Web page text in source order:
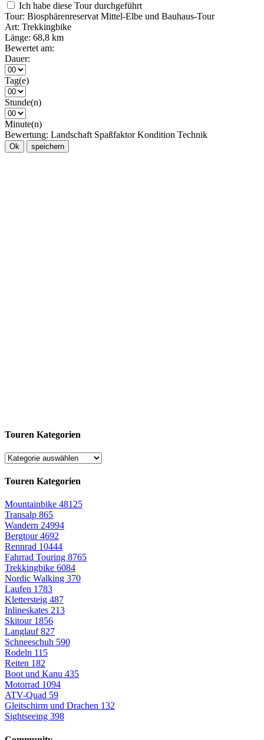
Ich habe diese Tour durchgeführt
Tour: Biosphärenreservat Mittel-Elbe und Bauhaus-Tour
Art: Trekkingbike
Länge: 68,8 km
Bewertet am:
Dauer:
Tag(e)
Stunde(n)
Minute(n)
Bewertung: Landschaft Spaßfaktor Kondition Technik
Ok speichern
Touren Kategorien
Touren Kategorien
Mountainbike 48125
Transalp 865
Wandern 24994
Bergtour4692
Rennrad 10444
Fahrrad Touring 8765
Trekkingbike 6084
Nordic Walking 370
Laufen 1783
Klettersteig 487
Inlineskates 213
Skitour 1856
Langlauf827
Schneeschuh 590
Rodeln 115
Reiten 182
Boot und Kanu 435
Motorrad 1094
ATV-Quad 59
Gleitschirm und Drachen 132
Sightseeing 398